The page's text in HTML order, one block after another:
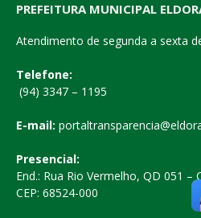
PREFEITURA MUNICIPAL
Atendimento de segunda a sexta
Telefone:
(94) 3347 – 1195
E-mail:
Presencial:
End.: Rua Rio Vermelho, QD 051 –
CEP: 68524-000